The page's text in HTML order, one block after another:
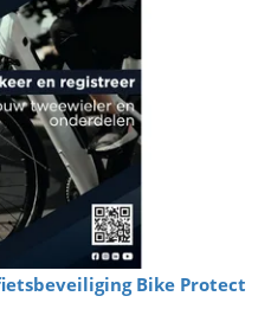
Bike Protect